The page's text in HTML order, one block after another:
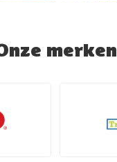
merken